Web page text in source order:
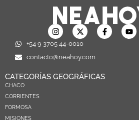
+54 9 3705 44-0010
contacto@neahoy.com
CATEGORÍAS GEOGRÁFICAS
CHACO
CORRIENTES
FORMOSA
MISIONES